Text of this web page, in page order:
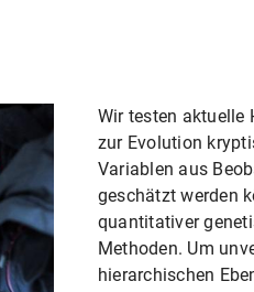
Wir testen aktuelle
zur Evolution
Variablen aus
geschätzt werden
quantitativer
Methoden. Um
hierarchischen